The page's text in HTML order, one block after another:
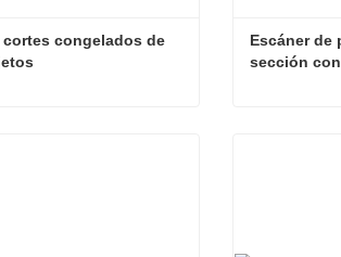
cortes congelados de
Escáner de
sección